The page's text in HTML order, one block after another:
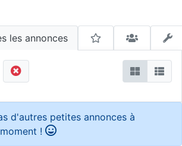
les annonces
d'autres petites annonces à
!